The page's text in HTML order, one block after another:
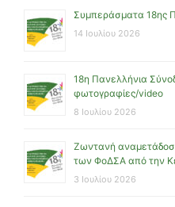
Συμπεράσματα 18ης
14 Ιουλίου 2026
18η Πανελλήνια
φωτογραφίες/video
8 Ιουλίου 2026
Ζωντανή
των ΦοΔΣΑ από την
3 Ιουλίου 2026